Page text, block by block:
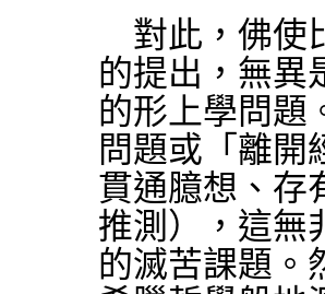
對此，佛使
的提出，無異
的形上學問題
問題或「離開
貫通臆想、存
推測），這無
的滅苦課題。